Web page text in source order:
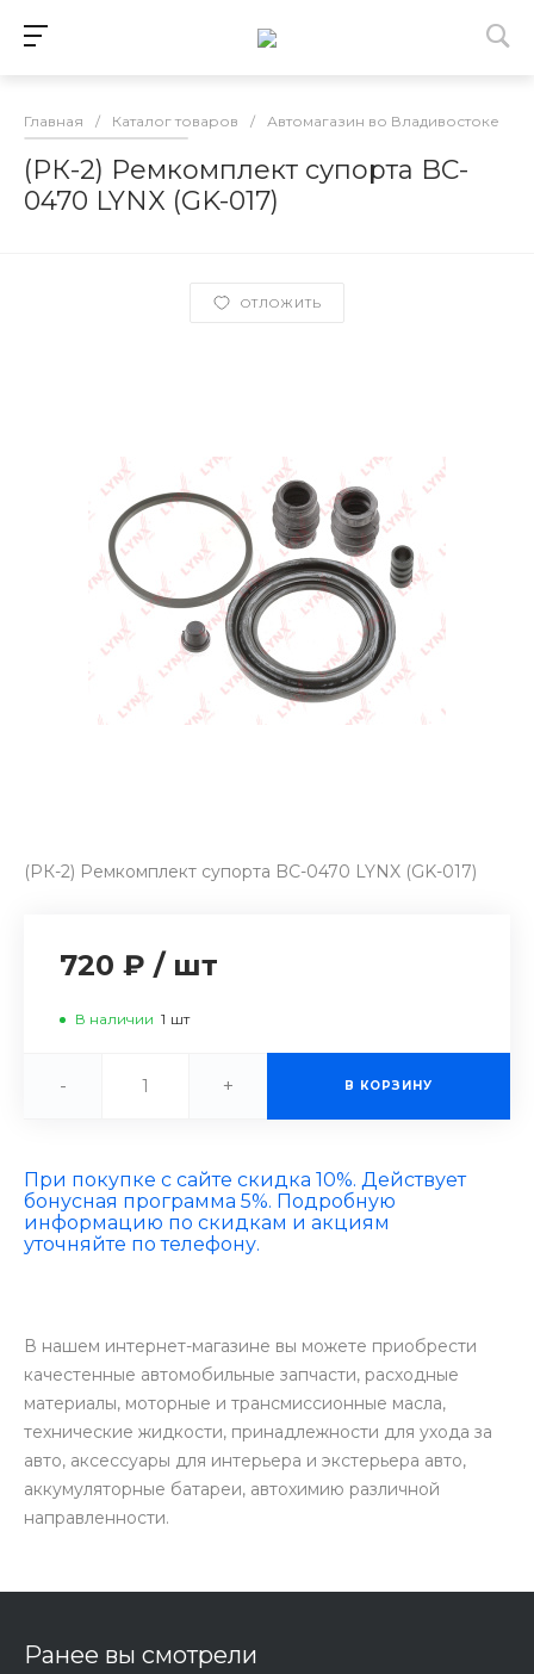
Главная / Каталог товаров / Автомагазин во Владивостоке
(РК-2) Ремкомплект супорта BC-
0470 LYNX (GK-017)
ОТЛОЖИТЬ
(РК-2) Ремкомплект супорта BC-0470 LYNX (GK-017)
720 ₽ / шт
В наличии 1 шт
- + В КОРЗИНУ
При покупке с сайте скидка 10%. Действует
бонусная программа 5%. Подробную
информацию по скидкам и акциям
уточняйте по телефону.
В нашем интернет-магазине вы можете приобрести
качестенные автомобильные запчасти, расходные
материалы, моторные и трансмиссионные масла,
технические жидкости, принадлежности для ухода за
авто, аксессуары для интерьера и экстерьера авто,
аккумуляторные батареи, автохимию различной
направленности.
Ранее вы смотрели